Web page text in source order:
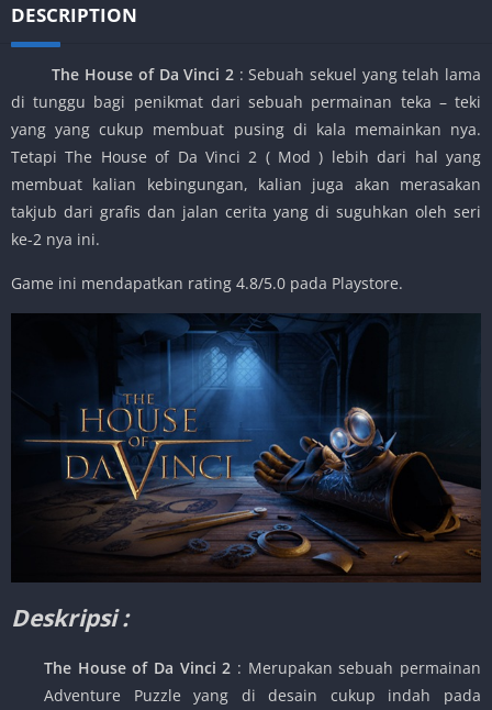
DESCRIPTION
The House of Da Vinci 2 : Sebuah sekuel yang telah lama
di tunggu bagi penikmat dari sebuah permainan teka – teki
yang yang cukup membuat pusing di kala memainkan nya.
Tetapi The House of Da Vinci 2 ( Mod ) lebih dari hal yang
membuat kalian kebingungan, kalian juga akan merasakan
takjub dari grafis dan jalan cerita yang di suguhkan oleh seri
ke-2 nya ini.
Game ini mendapatkan rating 4.8/5.0 pada Playstore.
Deskripsi :
The House of Da Vinci 2 : Merupakan sebuah permainan
Adventure Puzzle yang di desain cukup indah pada